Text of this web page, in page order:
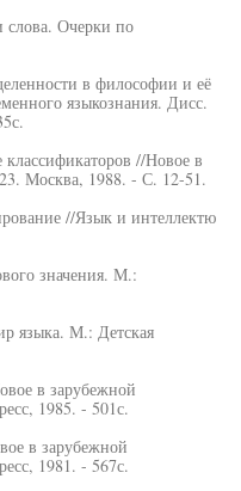
слова. Очерки по
в философии и её
языкознания. Дисс.
//Новое в
Москва, 1988. - С. 12-51.
//Язык и интеллектю
значения. М.:
языка. М.: Детская
в зарубежной
1985. - 501с.
в зарубежной
1981. - 567с.